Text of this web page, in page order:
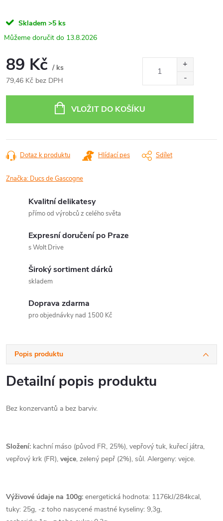
Skladem >5 ks
13.8.2026
89 Kč / ks
79,46 Kč bez DPH
VLOŽIT DO KOŠÍKU
Dotaz k produktu Hlídací pes Sdílet
Značka: Ducs de Gascogne
Kvalitní delikatesy
přímo od výrobců z celého světa
Expresní doručení po Praze
s Wolt Drive
Široký sortiment dárků
skladem
Doprava zdarma
pro objednávky nad 1500 Kč
Popis produktu
Detailní popis produktu
Bez konzervantů a bez barviv.
Složení: kachní máso (původ FR, 25%), vepřový tuk, kuřecí játra,
vepřový krk (FR), vejce, zelený pepř (2%), sůl. Alergeny: vejce.
Výživové údaje na 100g: energetická hodnota: 1176kJ/284kcal,
tuky: 25g, -z toho nasycené mastné kyseliny: 9,3g,